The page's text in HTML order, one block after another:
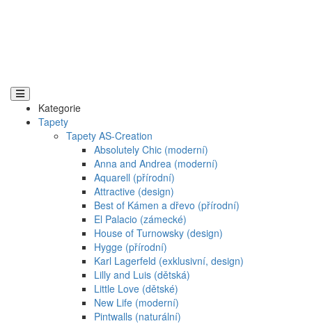
Kategorie
Tapety
Tapety AS-Creation
Absolutely Chic (moderní)
Anna and Andrea (moderní)
Aquarell (přírodní)
Attractive (design)
Best of Kámen a dřevo (přírodní)
El Palacio (zámecké)
House of Turnowsky (design)
Hygge (přírodní)
Karl Lagerfeld (exklusivní, design)
Lilly and Luis (dětská)
Little Love (dětské)
New Life (moderní)
Pintwalls (naturální)